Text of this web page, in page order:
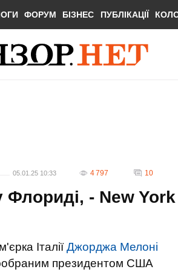
ФОРУМ БІЗНЕС ПУБЛІКАЦІЇ
05.01.25 10:33 4 797 10
Флориді, - New York
Італії Джорджа Мелоні
президентом США